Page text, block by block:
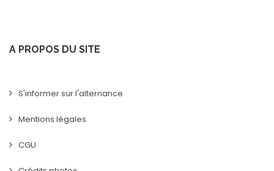
A PROPOS DU SITE
S'informer sur l'alternance
Mentions légales
CGU